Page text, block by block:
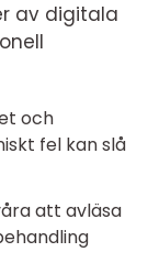
av digitala
och
fel kan slå
att avläsa